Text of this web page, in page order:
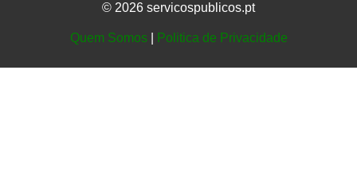
© 2026 servicospublicos.pt
Quem Somos| Politica de Privacidade